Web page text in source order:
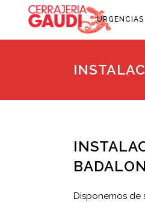
URGENCIAS
Disponemos de